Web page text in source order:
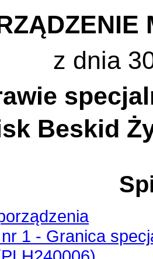
z dnia
Beskid
nr 1 - Granica